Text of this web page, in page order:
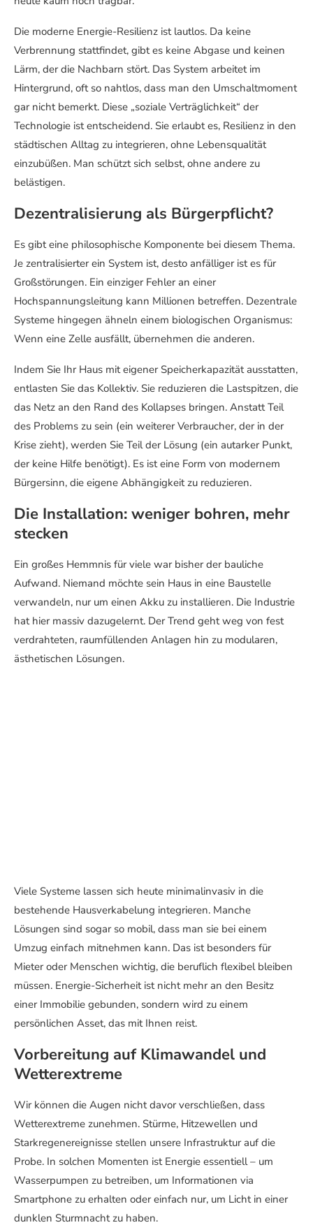
Die moderne Energie-Resilienz ist lautlos. Da keine
Verbrennung stattfindet, gibt es keine Abgase und keinen
Lärm, der die Nachbarn stört. Das System arbeitet im
Hintergrund, oft so nahtlos, dass man den Umschaltmoment
gar nicht bemerkt. Diese „soziale Verträglichkeit“ der
Technologie ist entscheidend. Sie erlaubt es, Resilienz in den
städtischen Alltag zu integrieren, ohne Lebensqualität
einzubüßen. Man schützt sich selbst, ohne andere zu
belästigen.
Dezentralisierung als Bürgerpflicht?
Es gibt eine philosophische Komponente bei diesem Thema.
Je zentralisierter ein System ist, desto anfälliger ist es für
Großstörungen. Ein einziger Fehler an einer
Hochspannungsleitung kann Millionen betreffen. Dezentrale
Systeme hingegen ähneln einem biologischen Organismus:
Wenn eine Zelle ausfällt, übernehmen die anderen.
Indem Sie Ihr Haus mit eigener Speicherkapazität ausstatten,
entlasten Sie das Kollektiv. Sie reduzieren die Lastspitzen, die
das Netz an den Rand des Kollapses bringen. Anstatt Teil
des Problems zu sein (ein weiterer Verbraucher, der in der
Krise zieht), werden Sie Teil der Lösung (ein autarker Punkt,
der keine Hilfe benötigt). Es ist eine Form von modernem
Bürgersinn, die eigene Abhängigkeit zu reduzieren.
Die Installation: weniger bohren, mehr
stecken
Ein großes Hemmnis für viele war bisher der bauliche
Aufwand. Niemand möchte sein Haus in eine Baustelle
verwandeln, nur um einen Akku zu installieren. Die Industrie
hat hier massiv dazugelernt. Der Trend geht weg von fest
verdrahteten, raumfüllenden Anlagen hin zu modularen,
ästhetischen Lösungen.
Viele Systeme lassen sich heute minimalinvasiv in die
bestehende Hausverkabelung integrieren. Manche
Lösungen sind sogar so mobil, dass man sie bei einem
Umzug einfach mitnehmen kann. Das ist besonders für
Mieter oder Menschen wichtig, die beruflich flexibel bleiben
müssen. Energie-Sicherheit ist nicht mehr an den Besitz
einer Immobilie gebunden, sondern wird zu einem
persönlichen Asset, das mit Ihnen reist.
Vorbereitung auf Klimawandel und
Wetterextreme
Wir können die Augen nicht davor verschließen, dass
Wetterextreme zunehmen. Stürme, Hitzewellen und
Starkregenereignisse stellen unsere Infrastruktur auf die
Probe. In solchen Momenten ist Energie essentiell – um
Wasserpumpen zu betreiben, um Informationen via
Smartphone zu erhalten oder einfach nur, um Licht in einer
dunklen Sturmnacht zu haben.